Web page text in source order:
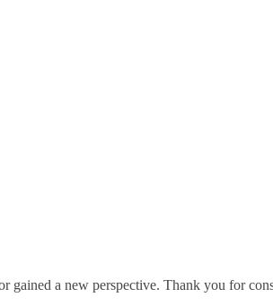
gained a new perspective. Thank you for